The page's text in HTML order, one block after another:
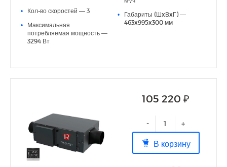
Простой монтаж, не требующий специальных навыков
•
Кол-во скоростей — 3
•
Максимальная
потребляемая мощность —
3294 Вт
•
Габариты (ШxВxГ) —
463x995x300 мм
105 220 ₽
- +
В корзину